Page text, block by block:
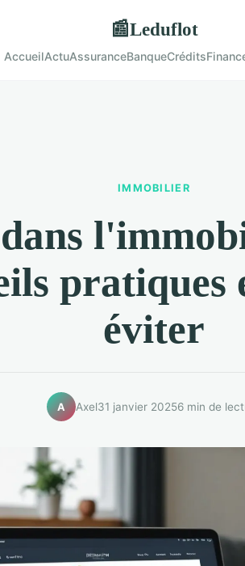
📰Leduflot
AccueilActuAssuranceBanqueCrédits
IMMOBILIER
pratiques
éviter
A Axel31 janvier 20256 min de